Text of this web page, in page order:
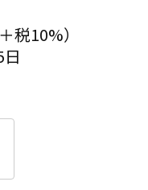
税10%）